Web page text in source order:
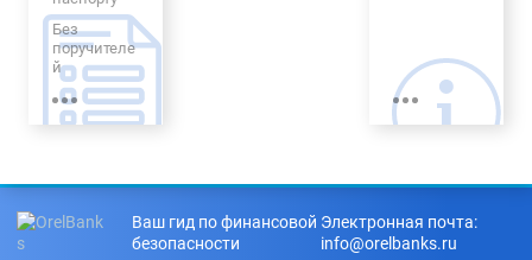
Без
поручителе
й
Долгосрочн
ый
КИ
проверки
КИ
Ваш гид по финансовой
безопасности
Электронная почта:
info@orelbanks.ru